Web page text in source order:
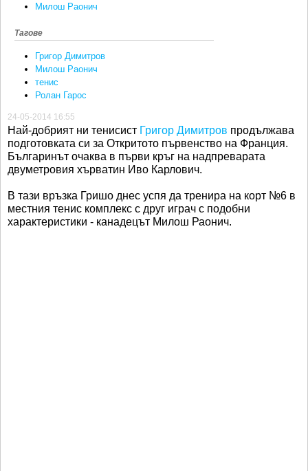
Милош Раонич
Тагове
Григор Димитров
Милош Раонич
тенис
Ролан Гарос
24-05-2014 16:55
Най-добрият ни тенисист Григор Димитров продължава
подготовката си за Откритото първенство на Франция.
Българинът очаква в първи кръг на надпреварата
двуметровия хърватин Иво Карлович.
В тази връзка Гришо днес успя да тренира на корт №6 в
местния тенис комплекс с друг играч с подобни
характеристики - канадецът Милош Раонич.